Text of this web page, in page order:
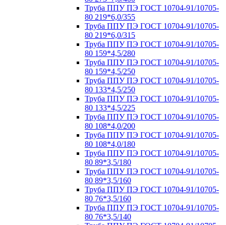
Труба ППУ ПЭ ГОСТ 10704-91/10705-
80 219*6,0/355
Труба ППУ ПЭ ГОСТ 10704-91/10705-
80 219*6,0/315
Труба ППУ ПЭ ГОСТ 10704-91/10705-
80 159*4,5/280
Труба ППУ ПЭ ГОСТ 10704-91/10705-
80 159*4,5/250
Труба ППУ ПЭ ГОСТ 10704-91/10705-
80 133*4,5/250
Труба ППУ ПЭ ГОСТ 10704-91/10705-
80 133*4,5/225
Труба ППУ ПЭ ГОСТ 10704-91/10705-
80 108*4,0/200
Труба ППУ ПЭ ГОСТ 10704-91/10705-
80 108*4,0/180
Труба ППУ ПЭ ГОСТ 10704-91/10705-
80 89*3,5/180
Труба ППУ ПЭ ГОСТ 10704-91/10705-
80 89*3,5/160
Труба ППУ ПЭ ГОСТ 10704-91/10705-
80 76*3,5/160
Труба ППУ ПЭ ГОСТ 10704-91/10705-
80 76*3,5/140